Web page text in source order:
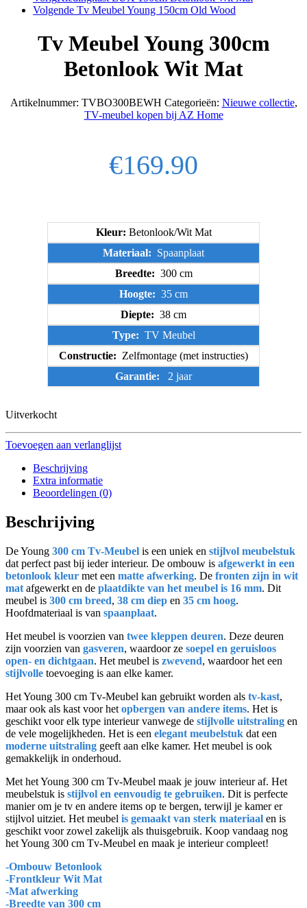
Volgende Tv Meubel Young 150cm Old Wood
Tv Meubel Young 300cm
Betonlook Wit Mat
Artikelnummer: TVBO300BEWH Categorieën: Nieuwe collectie,
TV-meubel kopen bij AZ Home
€169.90
Kleur: Betonlook/Wit Mat
Materiaal: Spaanplaat
Breedte: 300 cm
Hoogte: 35 cm
Diepte: 38 cm
Type: TV Meubel
Constructie: Zelfmontage (met instructies)
Garantie: 2 jaar
Uitverkocht
Toevoegen aan verlanglijst
Beschrijving
Extra informatie
Beoordelingen (0)
Beschrijving
De Young 300 cm Tv-Meubel is een uniek en stijlvol meubelstuk
dat perfect past bij ieder interieur. De ombouw is afgewerkt in een
betonlook kleur met een matte afwerking. De fronten zijn in wit
mat afgewerkt en de plaatdikte van het meubel is 16 mm. Dit
meubel is 300 cm breed, 38 cm diep en 35 cm hoog.
Hoofdmateriaal is van spaanplaat.
Het meubel is voorzien van twee kleppen deuren. Deze deuren
zijn voorzien van gasveren, waardoor ze soepel en geruisloos
open- en dichtgaan. Het meubel is zwevend, waardoor het een
stijlvolle toevoeging is aan elke kamer.
Het Young 300 cm Tv-Meubel kan gebruikt worden als tv-kast,
maar ook als kast voor het opbergen van andere items. Het is
geschikt voor elk type interieur vanwege de stijlvolle uitstraling en
de vele mogelijkheden. Het is een elegant meubelstuk dat een
moderne uitstraling geeft aan elke kamer. Het meubel is ook
gemakkelijk in onderhoud.
Met het Young 300 cm Tv-Meubel maak je jouw interieur af. Het
meubelstuk is stijlvol en eenvoudig te gebruiken. Dit is perfecte
manier om je tv en andere items op te bergen, terwijl je kamer er
stijlvol uitziet. Het meubel is gemaakt van sterk materiaal en is
geschikt voor zowel zakelijk als thuisgebruik. Koop vandaag nog
het Young 300 cm Tv-Meubel en maak je interieur compleet!
-Ombouw Betonlook
-Frontkleur Wit Mat
-Mat afwerking
-Breedte van 300 cm